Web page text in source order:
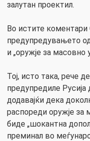
залутан проектил.
Во истите коментари
предупредувањето
и „оружје за
Тој, исто така, рече
предупредиле
додавајќи дека
распореди оружје
биде „шокантна
преминал во